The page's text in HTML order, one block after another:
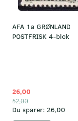
AFA 1a GRØNLAND
POSTFRISK 4-blok
26,00
52,00
Du sparer: 26,00